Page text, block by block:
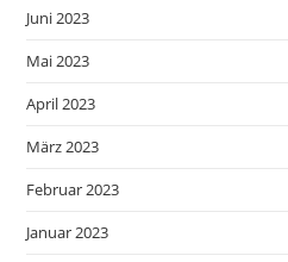
Juni 2023
Mai 2023
April 2023
März 2023
Februar 2023
Januar 2023